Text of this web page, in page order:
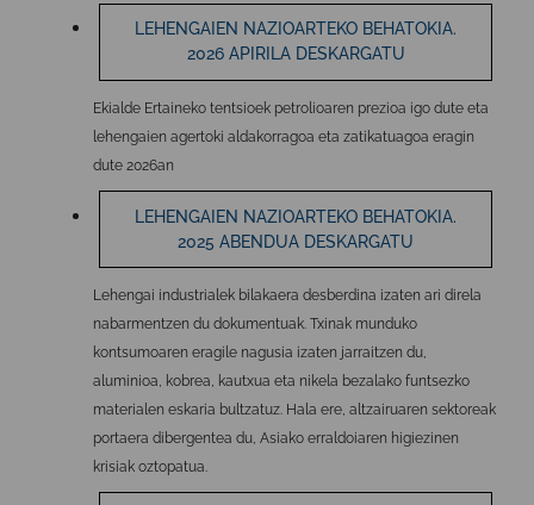
LEHENGAIEN NAZIOARTEKO BEHATOKIA.
2026 APIRILA DESKARGATU
Ekialde Ertaineko tentsioek petrolioaren prezioa igo dute eta
lehengaien agertoki aldakorragoa eta zatikatuagoa eragin
dute 2026an
LEHENGAIEN NAZIOARTEKO BEHATOKIA.
2025 ABENDUA DESKARGATU
Lehengai industrialek bilakaera desberdina izaten ari direla
nabarmentzen du dokumentuak. Txinak munduko
kontsumoaren eragile nagusia izaten jarraitzen du,
aluminioa, kobrea, kautxua eta nikela bezalako funtsezko
materialen eskaria bultzatuz. Hala ere, altzairuaren sektoreak
portaera dibergentea du, Asiako erraldoiaren higiezinen
krisiak oztopatua.